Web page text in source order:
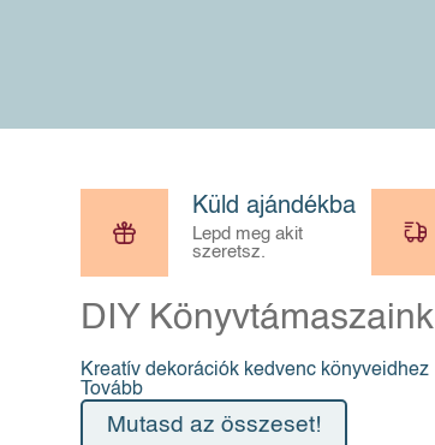
Küld ajándékba
Lepd meg akit
szeretsz.
DIY Könyvtámaszaink
Kreatív dekorációk kedvenc könyveidhez
Tovább
Mutasd az összeset!